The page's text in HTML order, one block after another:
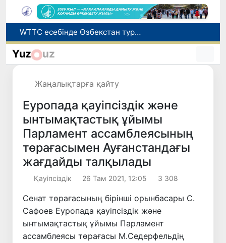
Мүмкіндігі шектеулі талапкерлерге қабылдау емтихандарында қосымша уақыт беріледі
Беларусьтен Өзбекстанға екінші тікелей жүк пойызы жөнелтілді
Yuz uz
Жаңалықтарға қайту
Еуропада қауіпсіздік және
ынтымақтастық ұйымы
Парламент ассамблеясының
төрағасымен Ауғанстандағы
жағдайды талқылады
Қауіпсіздік 26 Там 2021, 12:05 3 308
Сенат төрағасының бірінші орынбасары С.
Сафоев Еуропада қауіпсіздік және
ынтымақтастық ұйымы Парламент
ассамблеясы төрағасы М.Седерфельдің